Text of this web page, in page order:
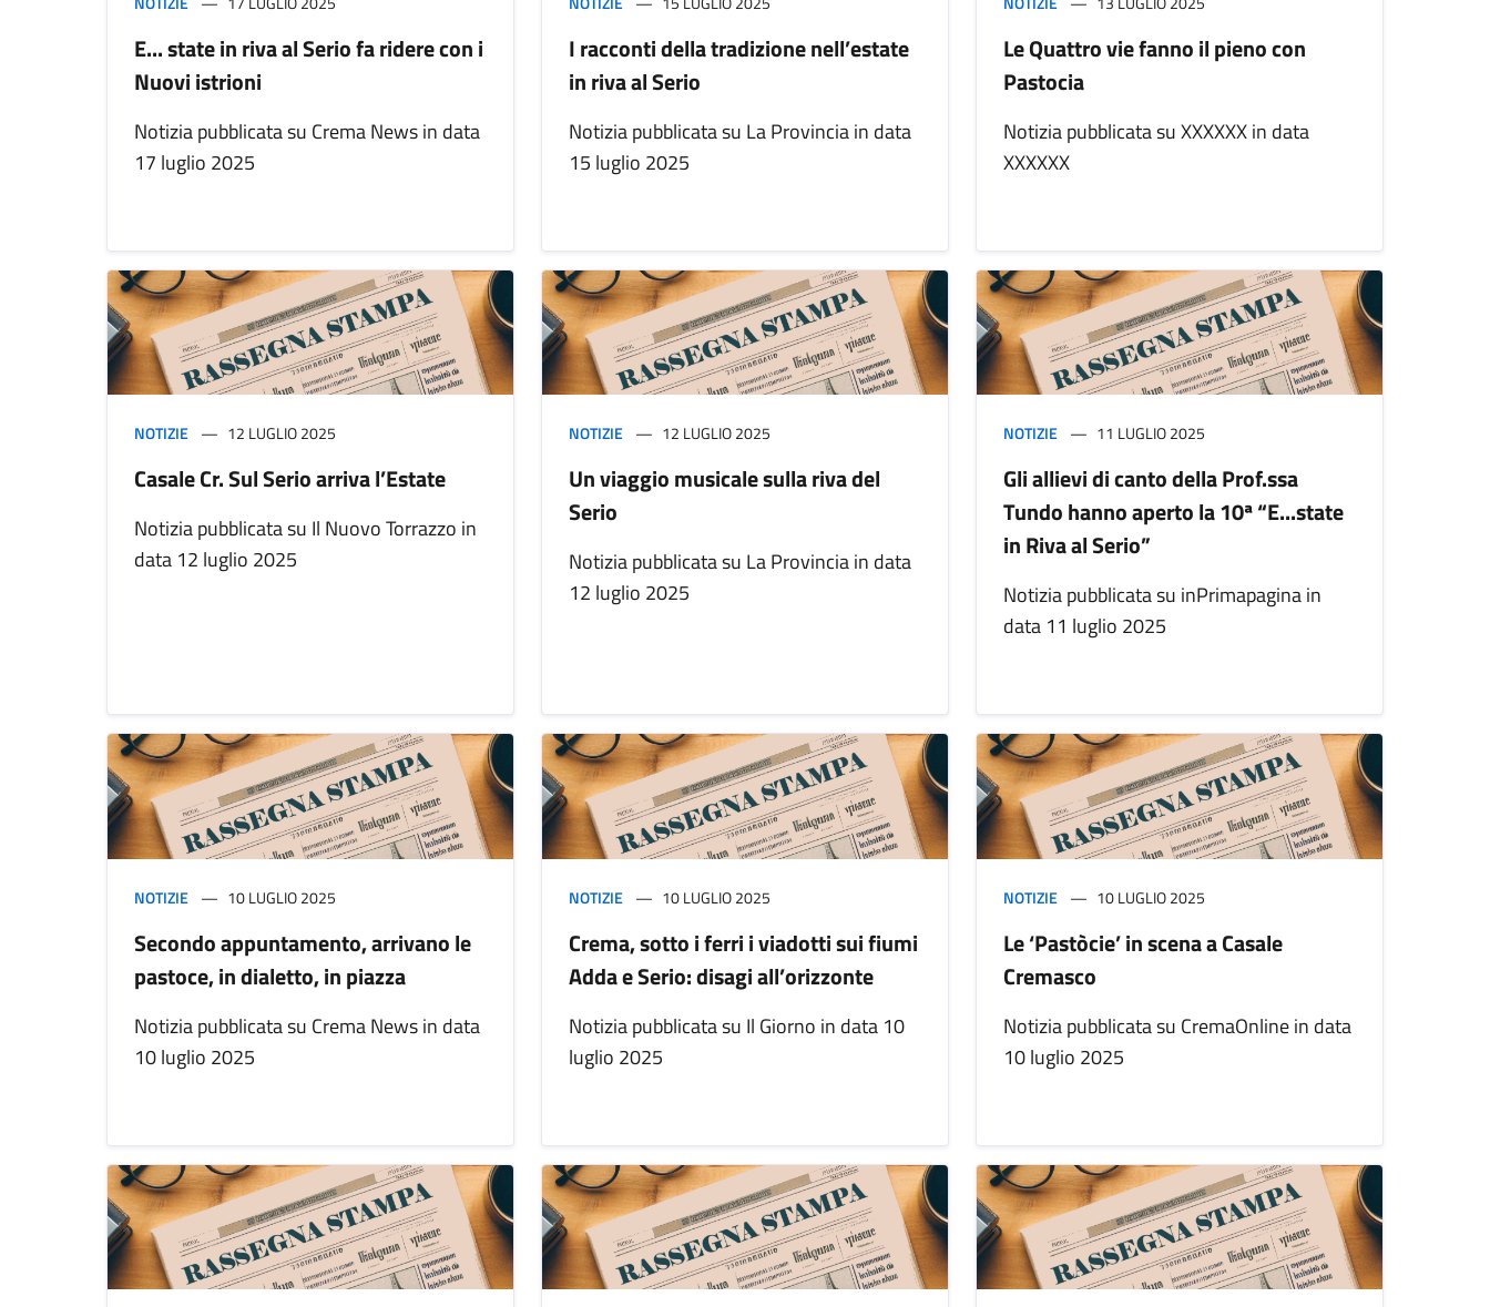
E... state in riva al Serio fa ridere con i
Nuovi istrioni
Notizia pubblicata su Crema News in data
17 luglio 2025
I racconti della tradizione nell’estate
in riva al Serio
Notizia pubblicata su La Provincia in data
15 luglio 2025
Le Quattro vie fanno il pieno con
Pastocia
Notizia pubblicata su XXXXXX in data
XXXXXX
NOTIZIE 12 LUGLIO 2025
Casale Cr. Sul Serio arriva l’Estate
Notizia pubblicata su Il Nuovo Torrazzo in
data 12 luglio 2025
NOTIZIE 12 LUGLIO 2025
Un viaggio musicale sulla riva del
Serio
Notizia pubblicata su La Provincia in data
12 luglio 2025
NOTIZIE 11 LUGLIO 2025
Gli allievi di canto della Prof.ssa
Tundo hanno aperto la 10ª “E...state
in Riva al Serio”
Notizia pubblicata su inPrimapagina in
data 11 luglio 2025
NOTIZIE 10 LUGLIO 2025
Secondo appuntamento, arrivano le
pastoce, in dialetto, in piazza
Notizia pubblicata su Crema News in data
10 luglio 2025
NOTIZIE 10 LUGLIO 2025
Crema, sotto i ferri i viadotti sui fiumi
Adda e Serio: disagi all’orizzonte
Notizia pubblicata su Il Giorno in data 10
luglio 2025
NOTIZIE 10 LUGLIO 2025
Le ‘Pastòcie’ in scena a Casale
Cremasco
Notizia pubblicata su CremaOnline in data
10 luglio 2025